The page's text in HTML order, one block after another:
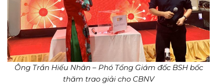
Ông Trần Hiếu Nhân – Phó Tổng Giám đốc BSH bốc
thăm trao giải cho CBNV